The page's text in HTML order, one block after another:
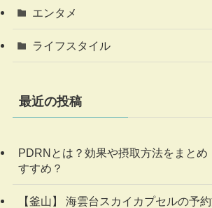
エンタメ
ライフスタイル
最近の投稿
PDRNとは？効果や摂取方法をまとめ
すすめ？
【釜山】 海雲台スカイカプセルの予